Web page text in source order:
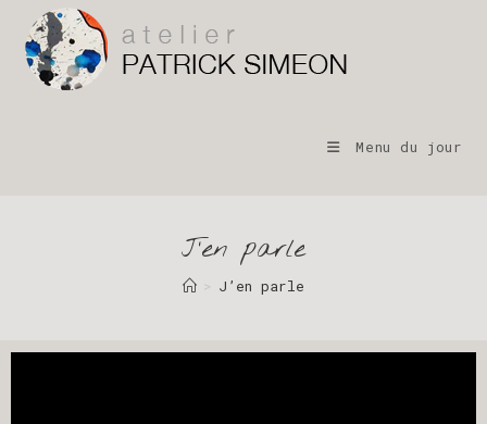
Menu du jour
J’en parle
> J’en parle